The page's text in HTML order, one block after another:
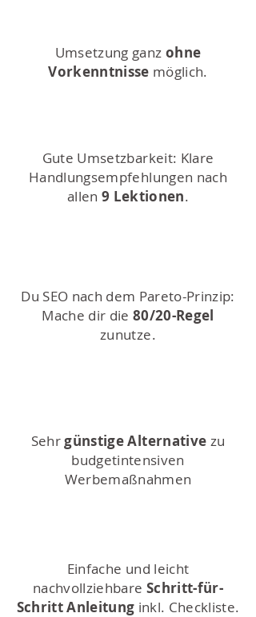
Umsetzung ganz ohne
Vorkenntnisse möglich.
Gute Umsetzbarkeit: Klare
Handlungsempfehlungen nach
allen 9 Lektionen.
Du SEO nach dem Pareto-Prinzip:
Mache dir die 80/20-Regel
zunutze.
Sehrgünstige Alternative zu
budgetintensiven
Werbemaßnahmen
Einfache und leicht
nachvollziehbare Schritt-für-
Schritt Anleitung inkl. Checkliste.